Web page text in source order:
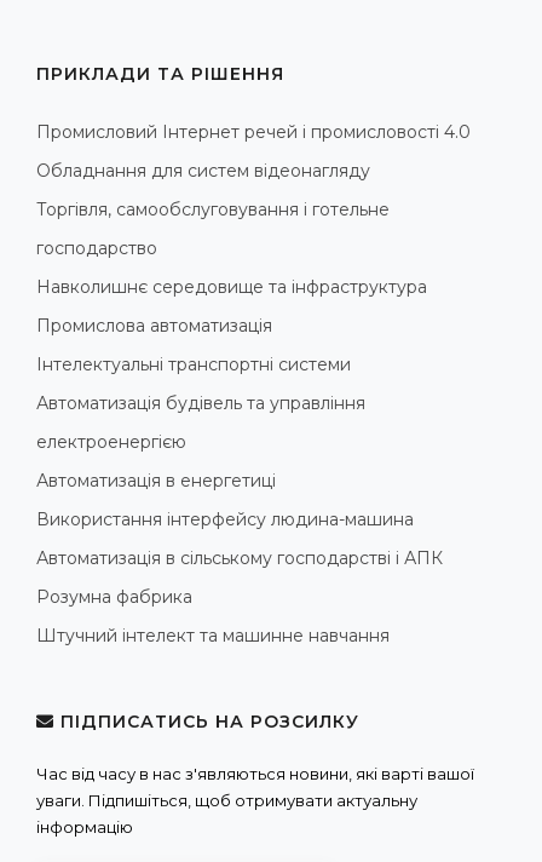
ПРИКЛАДИ ТА РІШЕННЯ
Промисловий Інтернет речей і промисловості 4.0
Обладнання для систем відеонагляду
Торгівля, самообслуговування і готельне
господарство
Навколишнє середовище та інфраструктура
Промислова автоматизація
Інтелектуальні транспортні системи
Автоматизація будівель та управління
електроенергією
Автоматизація в енергетиці
Використання інтерфейсу людина-машина
Автоматизація в сільському господарстві і АПК
Розумна фабрика
Штучний інтелект та машинне навчання
ПІДПИСАТИСЬ НА РОЗСИЛКУ
Час від часу в нас з'являються новини, які варті вашої
уваги. Підпишіться, щоб отримувати актуальну
інформацію